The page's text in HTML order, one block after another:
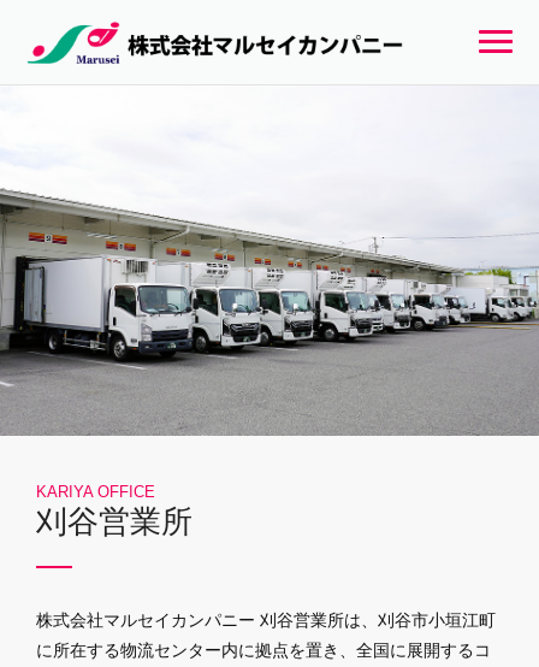
KARIYA OFFICE
刈谷営業所
株式会社マルセイカンパニー 刈谷営業所は、刈谷市小垣江町
に所在する物流センター内に拠点を置き、全国に展開するコ